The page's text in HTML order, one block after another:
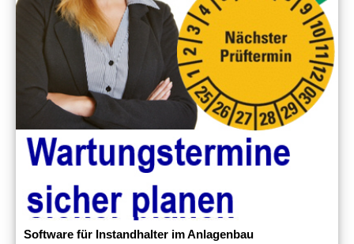
Software für Instandhalter im Anlagenbau